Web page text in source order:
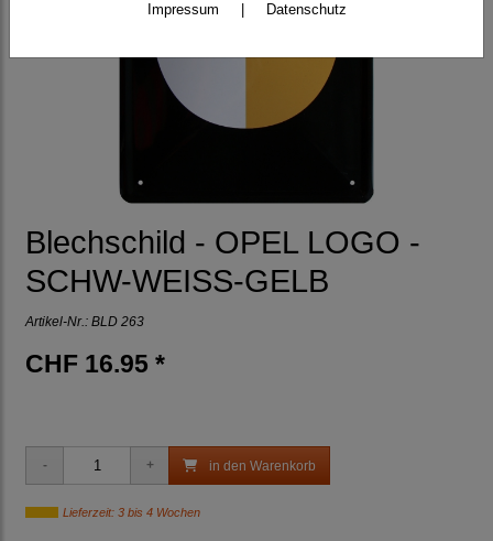
Blechschild - OPEL LOGO -
SCHW-WEISS-GELB
Artikel-Nr.: BLD 263
CHF 16.95 *
in den Warenkorb
Lieferzeit: 3 bis 4 Wochen
Impressum Datenschutz